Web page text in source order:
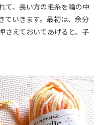
て、長い方の毛糸を輪の中
ていきます。最初は、余分
さえておいてあげると、子